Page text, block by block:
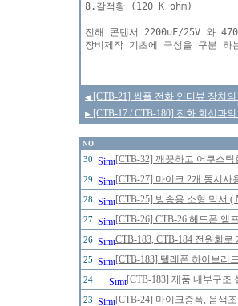
8.갈적황 (120 K ohm)
전해 콘덴서 2200uF/25V 와
◀ [CTB-21] 씸플 전화 인터뷰 장치
▶ [CTB-17 / CTB-180] 전화 회선과
NO
30 [CTB-32] 깨끗하고 어쿠스
29 [CTB-27] 마이크 2개 동시
28 [CTB-25] 방송용 소형 믹서 (
27 [CTB-26] CTB-26 헤드폰 앰
26 CTB-183, CTB-184 전원회
25 [CTB-183] 텔레폰 하이브리
24 [CTB-183] 제품 내부구조
23 [CTB-24] 마이크증폭, 음색